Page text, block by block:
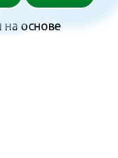
основе